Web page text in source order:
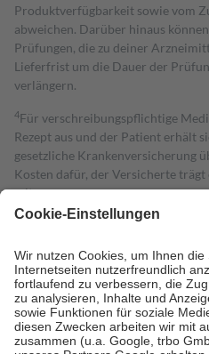
Produktverfügbarkeit sowie vom
abweichen. Darüber hinaus
Prüfungen, die zu deiner
Lieferfrist um die Dauer der
verlängern.
4Für verschreibungspflichtige
Rezept aus und der Patient erhält
gesetzliche Krankenversicherung
Kosten dafür, der Versicherte trägt
mit.
Grundsätzlich leisten Mitglieder
höchstens zehn Euro.
Es sind
Kosten der Leistung zu entrichten.
Diese Regeln gelten grundsätzlich
Bei Heilmitteln und häuslicher
Zuzahlung zehn Prozent der
Verordnung.